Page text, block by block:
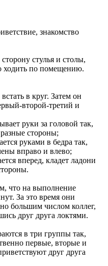
знакомство
стулья и столы,
ходить по помещению.
в круг. Затем он
второй-третий и
руки за головой так,
стороны;
руками в бедра так,
вправо и влево;
вперед, кладет ладони
что на выполнение
За это время они
большим числом коллег,
друг друга локтями.
в три группы так,
первые, вторые и
друг друга